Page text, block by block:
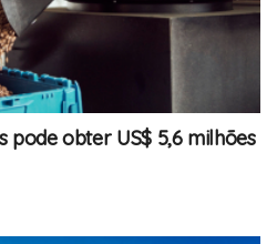
pode obter US$ 5,6 milhões